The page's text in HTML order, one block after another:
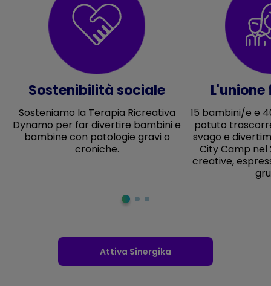
Sostenibilità sociale
Sosteniamo la Terapia Ricreativa
Dynamo per far divertire bambini e
bambine con patologie gravi o
croniche.
15 bambini/e e
potuto
svago e
City Camp
creative,
Attiva Sinergika